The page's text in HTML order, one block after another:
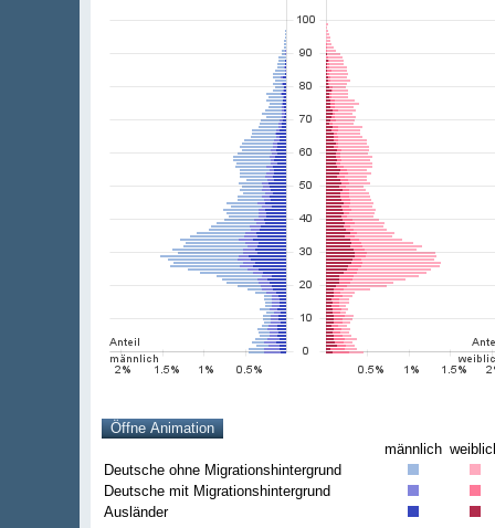
männlich
Deutsche ohne Migrationshintergrund
Deutsche mit Migrationshintergrund
Ausländer